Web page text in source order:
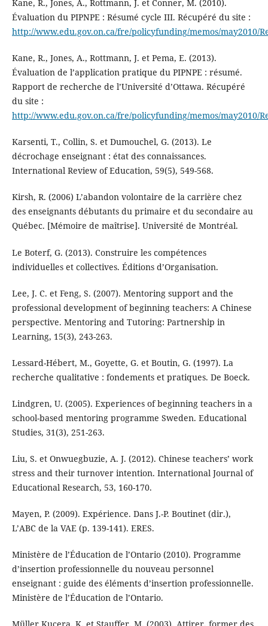
Kane, R., Jones, A., Rottmann, J. et Conner, M. (2010).
Évaluation du PIPNPE : Résumé cycle III. Récupéré du site :
http://www.edu.gov.on.ca/fre/policyfunding/memos/may2010/
Kane, R., Jones, A., Rottmann, J. et Pema, E. (2013).
Évaluation de l’application pratique du PIPNPE : résumé.
Rapport de recherche de l’Université d’Ottawa. Récupéré
du site :
http://www.edu.gov.on.ca/fre/policyfunding/memos/may2010/
Karsenti, T., Collin, S. et Dumouchel, G. (2013). Le
décrochage enseignant : état des connaissances.
International Review of Education, 59(5), 549-568.
Kirsh, R. (2006) L’abandon volontaire de la carrière chez
des enseignants débutants du primaire et du secondaire au
Québec. [Mémoire de maîtrise]. Université de Montréal.
Le Boterf, G. (2013). Construire les compétences
individuelles et collectives. Éditions d’Organisation.
Lee, J. C. et Feng, S. (2007). Mentoring support and the
professional development of beginning teachers: A Chinese
perspective. Mentoring and Tutoring: Partnership in
Learning, 15(3), 243-263.
Lessard-Hébert, M., Goyette, G. et Boutin, G. (1997). La
recherche qualitative : fondements et pratiques. De Boeck.
Lindgren, U. (2005). Experiences of beginning teachers in a
school-based mentoring programme Sweden. Educational
Studies, 31(3), 251-263.
Liu, S. et Onwuegbuzie, A. J. (2012). Chinese teachers’ work
stress and their turnover intention. International Journal of
Educational Research, 53, 160-170.
Mayen, P. (2009). Expérience. Dans J.-P. Boutinet (dir.),
L’ABC de la VAE (p. 139-141). ERES.
Ministère de l’Éducation de l’Ontario (2010). Programme
d’insertion professionnelle du nouveau personnel
enseignant : guide des éléments d’insertion professionnelle.
Ministère de l’Éducation de l’Ontario.
Müller Kucera, K. et Stauffer, M. (2003). Attirer, former des